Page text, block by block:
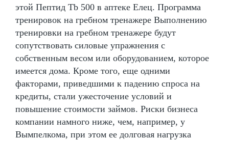
этой Пептид Tb 500 в аптеке Елец. Программа
тренировок на гребном тренажере Выполнению
тренировки на гребном тренажере будут
сопутствовать силовые упражнения с
собственным весом или оборудованием, которое
имеется дома. Кроме того, еще одними
факторами, приведшими к падению спроса на
кредиты, стали ужесточение условий и
повышение стоимости займов. Риски бизнеса
компании намного ниже, чем, например, у
Вымпелкома, при этом ее долговая нагрузка